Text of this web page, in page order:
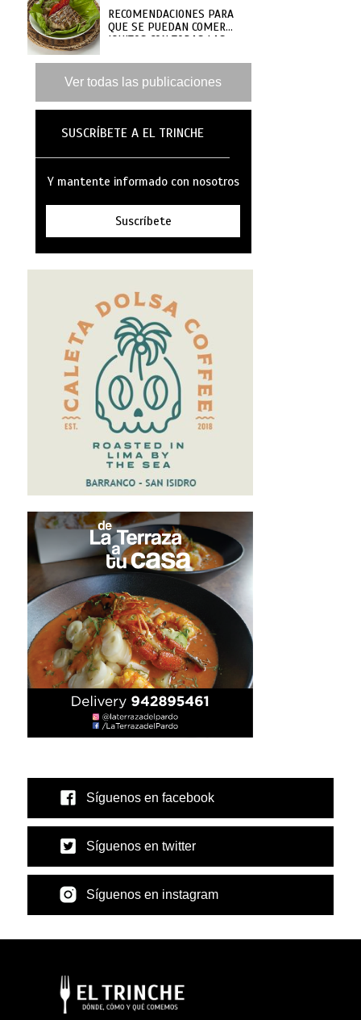
RECOMENDACIONES PARA
QUE SE PUEDAN COMER
IQUITOS CON TODAS LAS
Ver todas las publicaciones
SUSCRÍBETE A EL TRINCHE
Y mantente informado con nosotros
Suscríbete
Síguenos en facebook
Síguenos en twitter
Síguenos en instagram